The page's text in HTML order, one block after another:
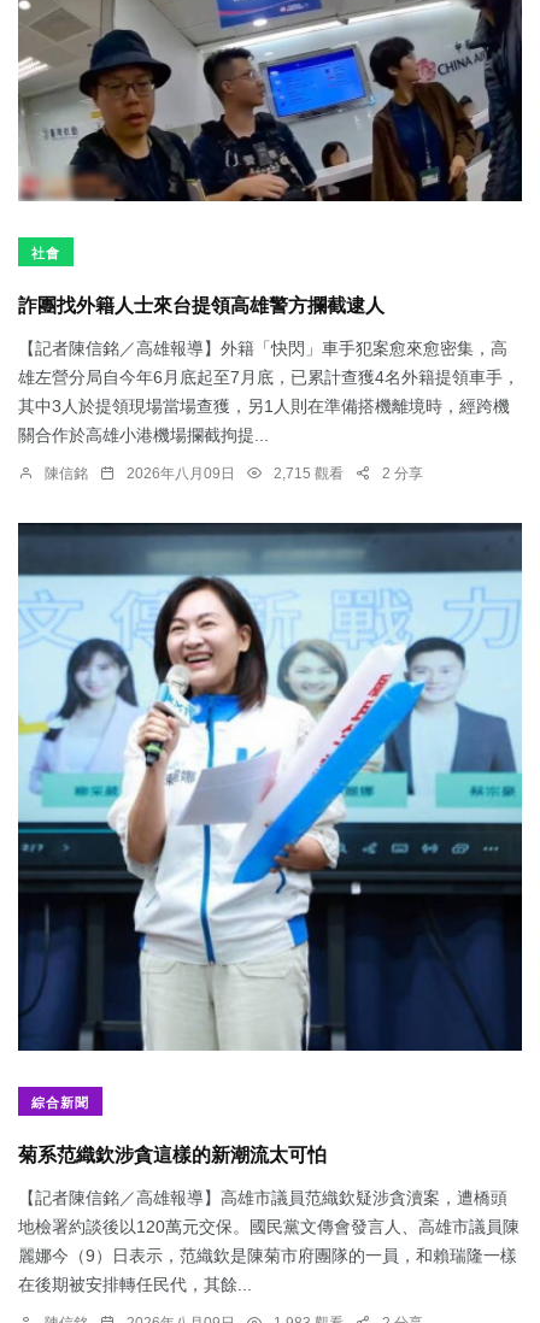
社會
詐團找外籍人士來台提領高雄警方攔截逮人
【記者陳信銘／高雄報導】外籍「快閃」車手犯案愈來愈密集，高
雄左營分局自今年6月底起至7月底，已累計查獲4名外籍提領車手，
其中3人於提領現場當場查獲，另1人則在準備搭機離境時，經跨機
關合作於高雄小港機場攔截拘提...
陳信銘 2026年八月09日 2,715 觀看 2 分享
綜合新聞
菊系范織欽涉貪這樣的新潮流太可怕
【記者陳信銘／高雄報導】高雄市議員范織欽疑涉貪瀆案，遭橋頭
地檢署約談後以120萬元交保。國民黨文傳會發言人、高雄市議員陳
麗娜今（9）日表示，范織欽是陳菊市府團隊的一員，和賴瑞隆一樣
在後期被安排轉任民代，其餘...